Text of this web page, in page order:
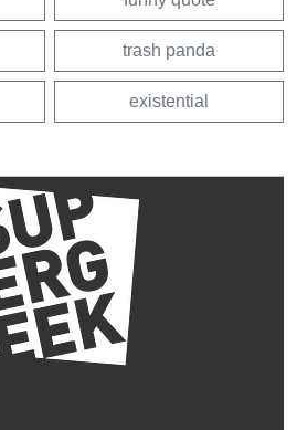
trash panda
existential